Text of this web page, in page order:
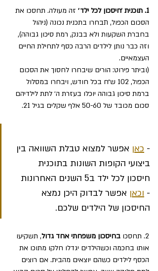
1. תוכנית ׳חיסכון לכל ילד׳
זה מעולה. תחסכו את
הסכום הכפול, תבחרו בתכנית נכונה (ניהול
בחברת השקעות ולא בבנק, רמת סיכון גבוהה),
וזה כבר נותן לילדים הרבה כסף לתחילת החיים
העצמאיים.
(וביתר פירוט: הורים שיבחרו לחסוך את הסכום
הכפול, 102 ש״ח בכל חודש, ויבחרו במסלול
ברמת סיכון גבוהה יוכלו בעזרת ה׳ לתת לילדיהם
סכום מכובד של 50-60 אלף שקלים בגיל 21.
- כאן אפשר למצוא טבלת השוואה בין
ביצועי הקופות השונות בתוכנית
חיסכון לכל ילד ב5 השנים האחרונות
- וכאן אפשר לבדוק היכן נמצא
החיסכון של הילדים שלכם.
2. תחסכו בחיסכון משפחתי אחד גדול, תשקיעו
אותו בחכמה וכשהילדים יגדלו חלקו מתוכו את
הכסף לילדים כשהם יוצאים מהבית. אם רוצים